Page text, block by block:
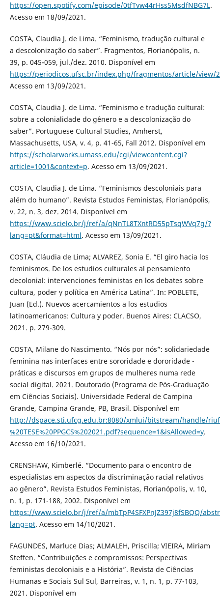
https://open.spotify.com/episode/0tfTvw44rHss5MsdfNBG7L.
Acesso em 18/09/2021.
COSTA, Claudia J. de Lima. “Feminismo, tradução cultural e
a descolonização do saber”. Fragmentos, Florianópolis, n.
39, p. 045-059, jul./dez. 2010. Disponível em
https://periodicos.ufsc.br/index.php/fragmentos/article/view/
Acesso em 13/09/2021.
COSTA, Claudia J. de Lima. “Feminismo e tradução cultural:
sobre a colonialidade do gênero e a descolonização do
saber”. Portuguese Cultural Studies, Amherst,
Massachusetts, USA, v. 4, p. 41-65, Fall 2012. Disponível em
https://scholarworks.umass.edu/cgi/viewcontent.cgi?
article=1001&context=p. Acesso em 13/09/2021.
COSTA, Claudia J. de Lima. “Feminismos descoloniais para
além do humano”. Revista Estudos Feministas, Florianópolis,
v. 22, n. 3, dez. 2014. Disponível em
https://www.scielo.br/j/ref/a/qNnTL8TXntRD55pTsqWVq7g/?
lang=pt&format=html. Acesso em 13/09/2021.
COSTA, Cláudia de Lima; ALVAREZ, Sonia E. “El giro hacia los
feminismos. De los estudios culturales al pensamiento
decolonial: intervenciones feministas en los debates sobre
cultura, poder y política en América Latina”. In: POBLETE,
Juan (Ed.). Nuevos acercamientos a los estudios
latinoamericanos: Cultura y poder. Buenos Aires: CLACSO,
2021. p. 279-309.
COSTA, Milane do Nascimento. “Nós por nós”: solidariedade
feminina nas interfaces entre sororidade e dororidade -
práticas e discursos em grupos de mulheres numa rede
social digital. 2021. Doutorado (Programa de Pós-Graduação
em Ciências Sociais). Universidade Federal de Campina
Grande, Campina Grande, PB, Brasil. Disponível em
http://dspace.sti.ufcg.edu.br:8080/xmlui/bitstream/handle/
%20TESE%20PPGCS%202021.pdf?sequence=1&isAllowed=y.
Acesso em 16/10/2021.
CRENSHAW, Kimberlé. “Documento para o encontro de
especialistas em aspectos da discriminação racial relativos
ao gênero”. Revista Estudos Feministas, Florianópolis, v. 10,
n. 1, p. 171-188, 2002. Disponível em
https://www.scielo.br/j/ref/a/mbTpP4SFXPnJZ397j8fSBQQ/
lang=pt. Acesso em 14/10/2021.
FAGUNDES, Marluce Dias; ALMALEH, Priscilla; VIEIRA, Miriam
Steffen. “Contribuições e compromissos: Perspectivas
feministas decoloniais e a História”. Revista de Ciências
Humanas e Sociais Sul Sul, Barreiras, v. 1, n. 1, p. 77-103,
2021. Disponível em